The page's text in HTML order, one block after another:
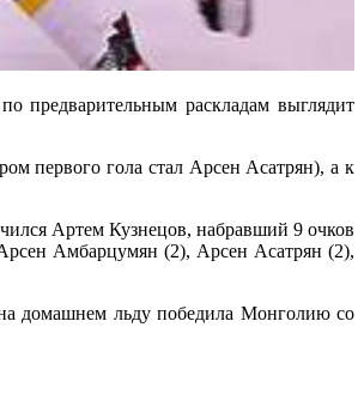
раскладам выглядит
первого гола стал Арсен Асатрян), а к
Артем Кузнецов, набравший 9 очков
Амбарцумян (2), Арсен Асатрян (2),
домашнем льду победила Монголию со